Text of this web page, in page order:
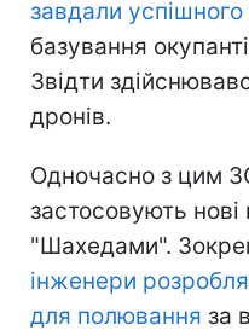
завдали
базування
Звідти
дронів.
Одночасно з цим
застосовують
"Шахедами".
інженери
для полювання за